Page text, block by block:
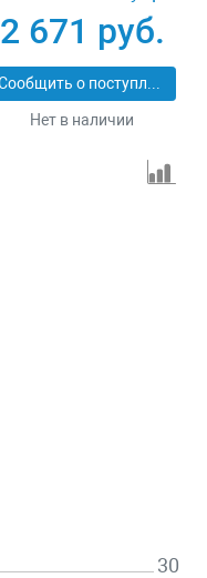
43555-5-3
2 671 руб.
Сообщить о поступлении
Нет в наличии
30